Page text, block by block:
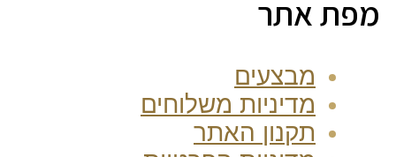
מפת אתר
מבצעים
מדיניות משלוחים
תקנון האתר